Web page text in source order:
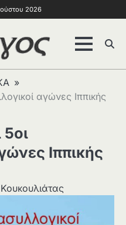
2026
αγώνες Ιππικής
Ιππικής